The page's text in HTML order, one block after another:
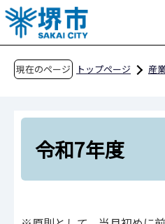
こ
の
ペ
現在のページ トップページ
産
物品調達、業務委
入札・契約結果情報
業務委託に係る入
業務委託に係る入
令和7年度